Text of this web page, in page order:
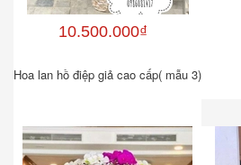
10.500.000₫
Hoa lan hồ điệp giả cao cấp( mẫu 3)